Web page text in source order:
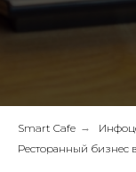
Smart Cafe →
Ресторанный бизнес